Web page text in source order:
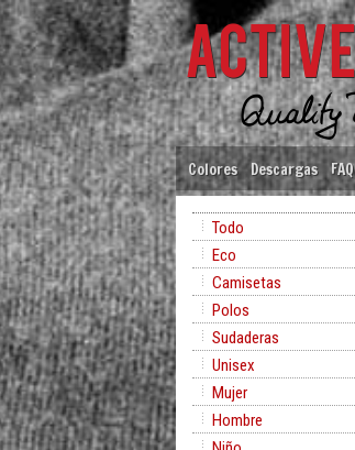
Colores Descargas FAQ
Todo
Eco
Camisetas
Polos
Sudaderas
Unisex
Mujer
Hombre